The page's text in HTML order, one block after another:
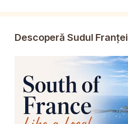
Descoperă Sudul Franței